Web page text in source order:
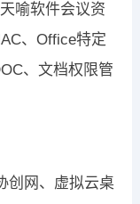
喻软件会议资
、Office特定
、文档权限管
创网、虚拟云桌